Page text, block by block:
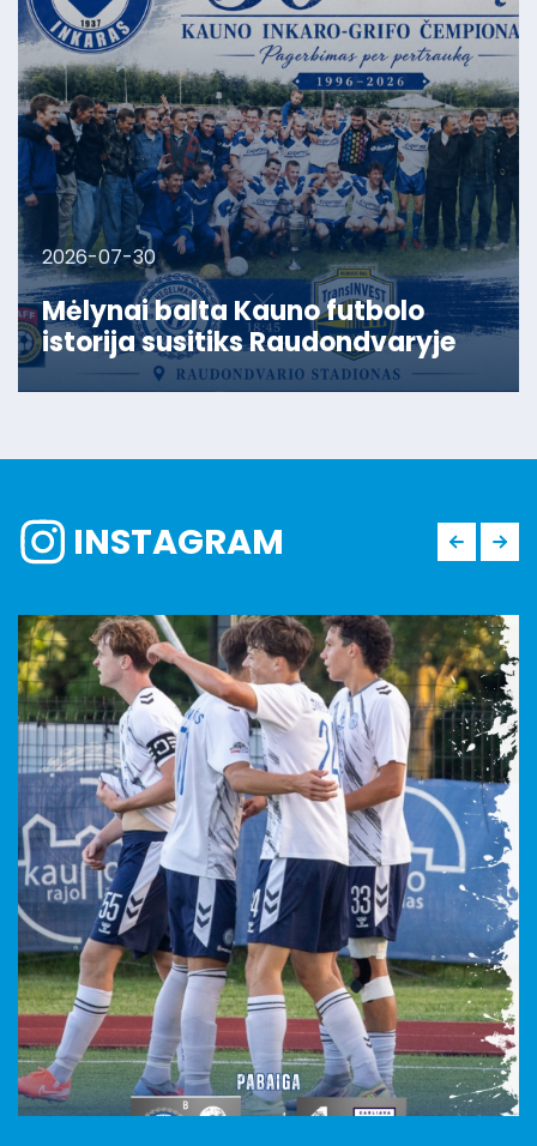
2026-07-30
Mėlynai balta Kauno futbolo
istorija susitiks Raudondvaryje
INSTAGRAM